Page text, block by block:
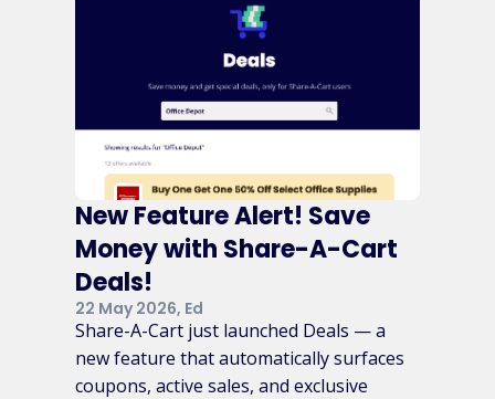
New Feature Alert! Save
Money with Share-A-Cart
Deals!
22 May 2026, Ed
Share-A-Cart just launched Deals — a
new feature that automatically surfaces
coupons, active sales, and exclusive